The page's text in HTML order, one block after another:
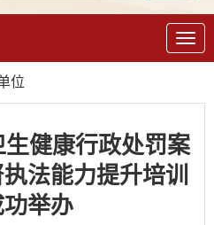
导
位
健康行政处罚案
法能力提升培训
举办